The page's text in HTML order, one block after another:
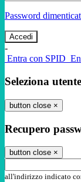
Password
-
Entra con SPID
Seleziona utente
button close ×
Recupero
button close ×
all'indirizzo indicato